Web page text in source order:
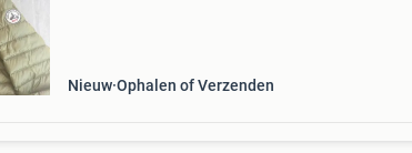
Nieuw Ophalen of Verzenden